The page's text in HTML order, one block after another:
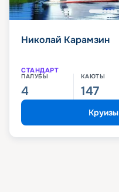
Николай Карамзин
СТАНДАРТ
ПАЛУБЫ
4
КАЮТЫ
147
Круизы